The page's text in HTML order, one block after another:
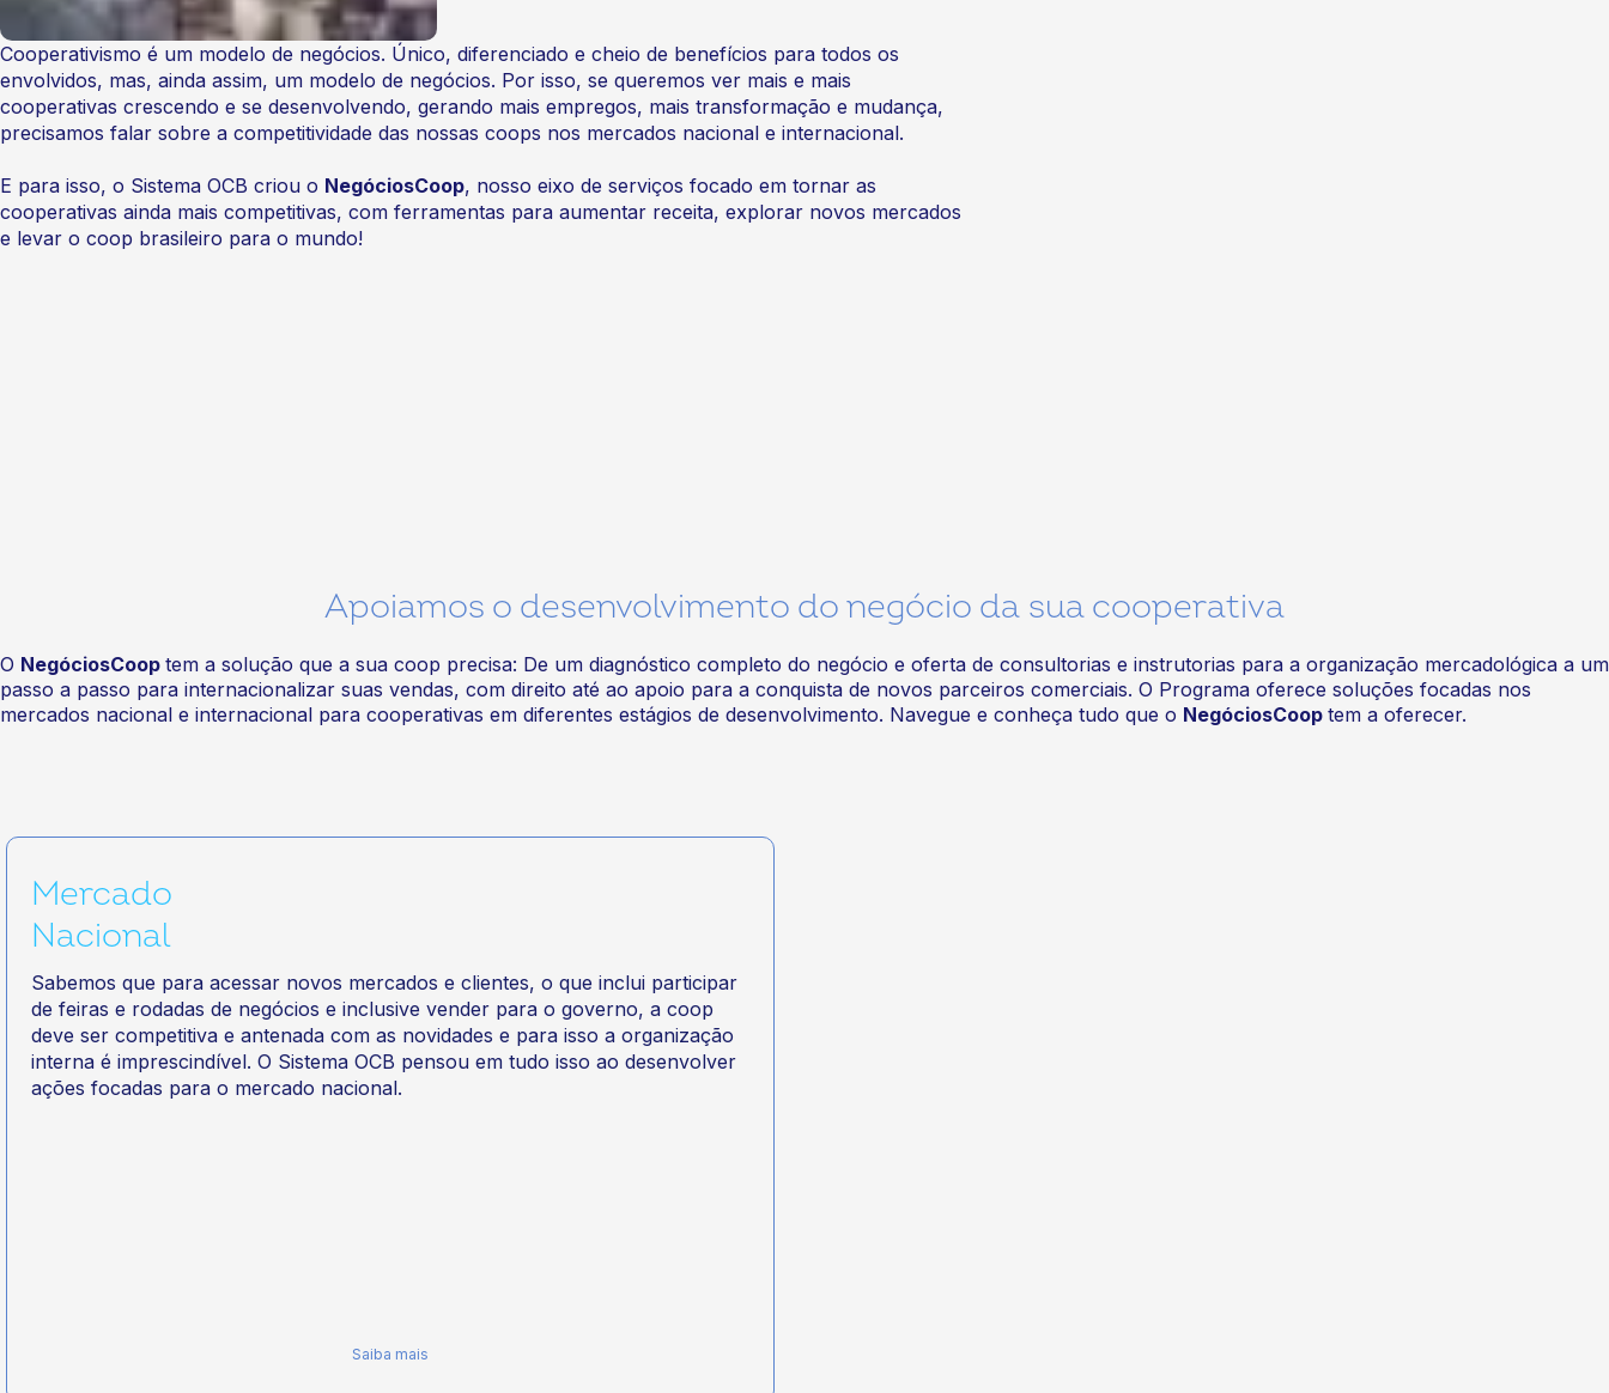
Cooperativismo é um modelo de negócios. Único, diferenciado e cheio de benefícios para todos os
envolvidos, mas, ainda assim, um modelo de negócios. Por isso, se queremos ver mais e mais
cooperativas crescendo e se desenvolvendo, gerando mais empregos, mais transformação e mudança,
precisamos falar sobre a competitividade das nossas coops nos mercados nacional e internacional.
E para isso, o Sistema OCB criou o NegóciosCoop, nosso eixo de serviços focado em tornar as
cooperativas ainda mais competitivas, com ferramentas para aumentar receita, explorar novos mercados
e levar o coop brasileiro para o mundo!
Apoiamos o desenvolvimento do negócio da sua cooperativa
O NegóciosCoop tem a solução que a sua coop precisa: De um diagnóstico completo do negócio e oferta de consultorias e instrutorias para a organização mercadológica a um
passo a passo para internacionalizar suas vendas, com direito até ao apoio para a conquista de novos parceiros comerciais. O Programa oferece soluções focadas nos
mercados nacional e internacional para cooperativas em diferentes estágios de desenvolvimento. Navegue e conheça tudo que o NegóciosCoop tem a oferecer.
Mercado
Nacional
Sabemos que para acessar novos mercados e clientes, o que inclui participar
de feiras e rodadas de negócios e inclusive vender para o governo, a coop
deve ser competitiva e antenada com as novidades e para isso a organização
interna é imprescindível. O Sistema OCB pensou em tudo isso ao desenvolver
ações focadas para o mercado nacional.
Saiba mais